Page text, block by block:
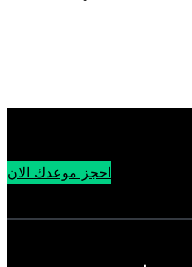
احجز موعدك الان